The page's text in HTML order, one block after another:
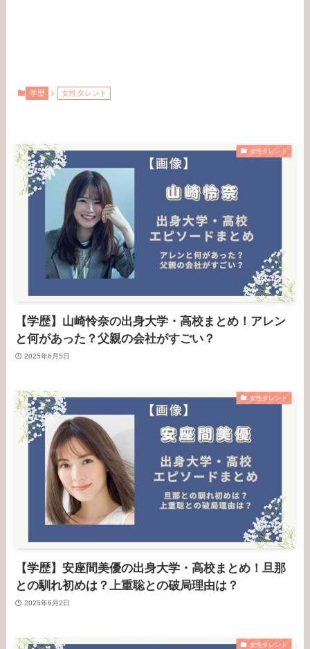
学歴 女性タレント
女性タレント
【学歴】山崎怜奈の出身大学・高校まとめ！アレン
と何があった？父親の会社がすごい？
2025年6月5日
女性タレント
【学歴】安座間美優の出身大学・高校まとめ！旦那
との馴れ初めは？上重聡との破局理由は？
2025年6月2日
女性タレント